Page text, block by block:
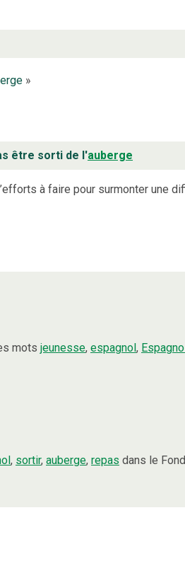
»
être sorti de l'auberge
à faire pour surmonter une
mots jeunesse, espagnol,
, sortir, auberge, repas dans le